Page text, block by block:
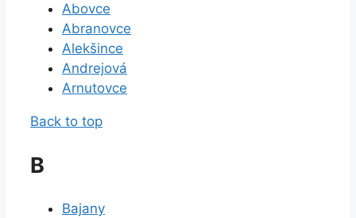
Abovce
Abranovce
Alekšince
Andrejová
Arnutovce
Back to top
B
Bajany